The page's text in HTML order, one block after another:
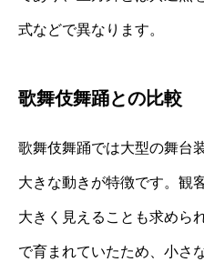
式などで異なります。
歌舞伎舞踊との比較
歌舞伎舞踊では大型の舞台
大きな動きが特徴です。観
大きく見えることも求めら
で育まれていたため、小さ